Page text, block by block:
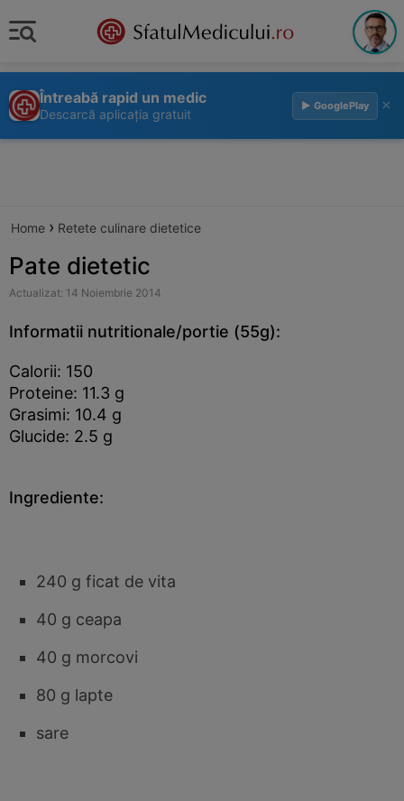
Întreabă rapid un medic
Descarcă aplicația gratuit
▶ GooglePlay ×
Home › Retete culinare dietetice
Pate dietetic
Actualizat: 14 Noiembrie 2014
Informatii nutritionale/portie (55g):
Calorii: 150
Proteine: 11.3 g
Grasimi: 10.4 g
Glucide: 2.5 g
Ingrediente:
240 g ficat de vita
40 g ceapa
40 g morcovi
80 g lapte
sare